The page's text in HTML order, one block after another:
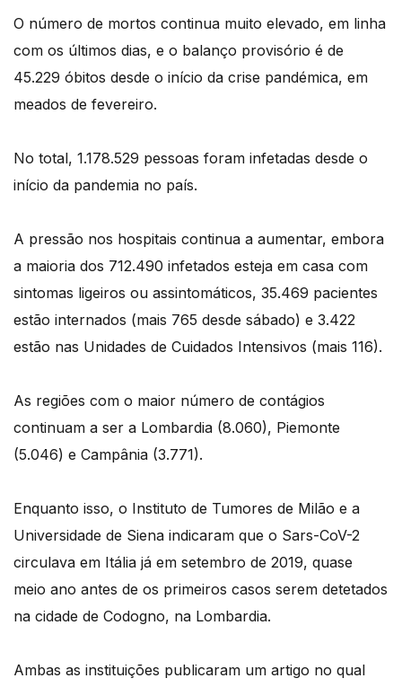
O número de mortos continua muito elevado, em linha
com os últimos dias, e o balanço provisório é de
45.229 óbitos desde o início da crise pandémica, em
meados de fevereiro.
No total, 1.178.529 pessoas foram infetadas desde o
início da pandemia no país.
A pressão nos hospitais continua a aumentar, embora
a maioria dos 712.490 infetados esteja em casa com
sintomas ligeiros ou assintomáticos, 35.469 pacientes
estão internados (mais 765 desde sábado) e 3.422
estão nas Unidades de Cuidados Intensivos (mais 116).
As regiões com o maior número de contágios
continuam a ser a Lombardia (8.060), Piemonte
(5.046) e Campânia (3.771).
Enquanto isso, o Instituto de Tumores de Milão e a
Universidade de Siena indicaram que o Sars-CoV-2
circulava em Itália já em setembro de 2019, quase
meio ano antes de os primeiros casos serem detetados
na cidade de Codogno, na Lombardia.
Ambas as instituições publicaram um artigo no qual